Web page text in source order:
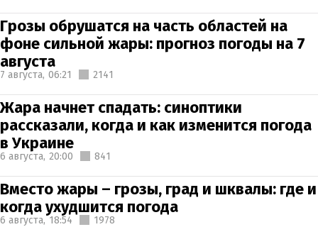
Грозы обрушатся на часть областей на
фоне сильной жары: прогноз погоды на 7
августа
7 августа, 06:21 2141
Жара начнет спадать: синоптики
рассказали, когда и как изменится погода
в Украине
6 августа, 20:00 841
Вместо жары – грозы, град и шквалы: где и
когда ухудшится погода
6 августа, 18:54 1978